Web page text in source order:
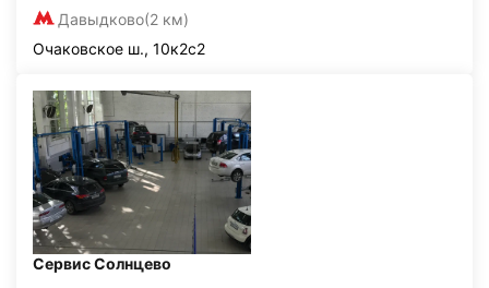
Давыдково(2 км)
Очаковское ш., 10к2с2
Сервис Солнцево